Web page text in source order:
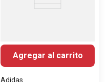
Agregar al carrito
Adidas